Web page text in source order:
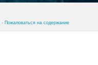
- Пожаловаться на содержание